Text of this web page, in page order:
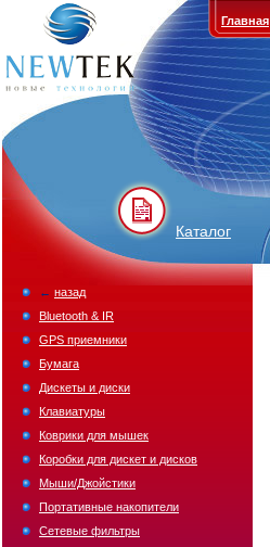
Главная
Каталог
← назад
Bluetooth & IR
GPS приемники
Бумага
Дискеты и диски
Клавиатуры
Коврики для мышек
Коробки для дискет и дисков
Мыши/Джойстики
Портативные накопители
Сетевые фильтры